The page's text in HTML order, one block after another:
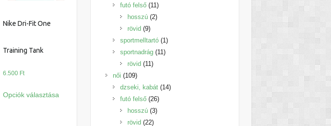
Nike Dri-Fit One
Training Tank
6.500 Ft
Opciók választása
a
termék
futó felső 1111
termék
hosszú 22
rövid 99
termék
sportmelltartó 11
sportnadrág 1111
rövid 1111
női 109109
termék
dzseki, kabát 1414
futó felső 2626
termék
hosszú 33
rövid 2222